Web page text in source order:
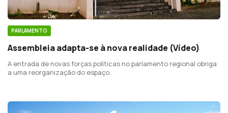
PARLAMENTO
Assembleia adapta-se à nova realidade (Vídeo)
A entrada de novas forças políticas no parlamento regional obriga
a uma reorganização do espaço.